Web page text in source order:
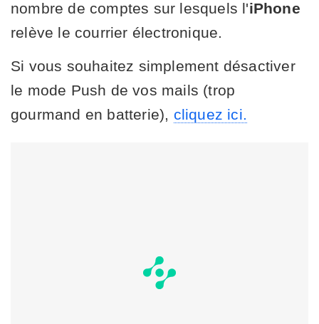
nombre de comptes sur lesquels l'iPhone
relève le courrier électronique.
Si vous souhaitez simplement désactiver
le mode Push de vos mails (trop
gourmand en batterie), cliquez ici.